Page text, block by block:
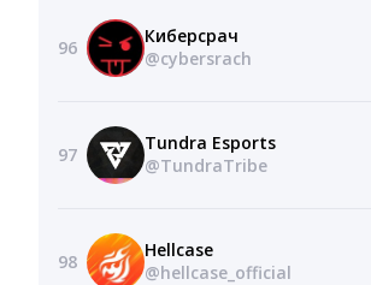
96
Киберсрач
@cybersrach
97
Tundra Esports
@TundraTribe
98
Hellcase
@hellcase_official